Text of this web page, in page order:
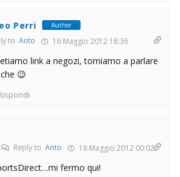
Perri Author
to Anto 16 Maggio 2012 18:36
link a negozi, torniamo a parlare
😉
Reply to Anto 18 Maggio 2012 00:02
fermo qui!